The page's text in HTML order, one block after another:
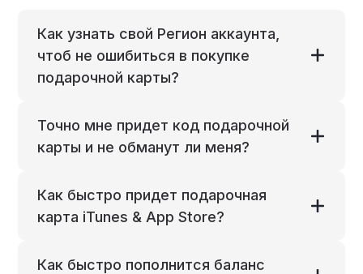
Как узнать свой Регион аккаунта,
чтоб не ошибиться в покупке
подарочной карты?
Точно мне придет код подарочной
карты и не обманут ли меня?
Как быстро придет подарочная
карта iTunes & App Store?
Как быстро пополнится баланс